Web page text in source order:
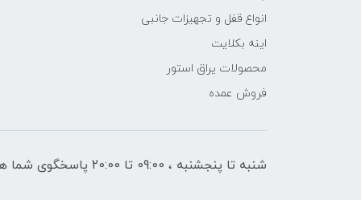
انواع قفل و تجهیزات جانبی
اینه بکلایت
محصولات یراق استور
فروش عمده
شنبه تا پنجشنبه ، 09:00 تا 20:00 پاسخگوی شما هستیم